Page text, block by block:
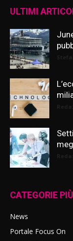
ULTIMI
CATEGORIE
News
Portale Focus On